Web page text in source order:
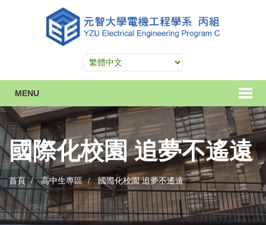
MENU
國際化校園 追夢不遙遠
首頁 高中生專區 國際化校園 追夢不遙遠